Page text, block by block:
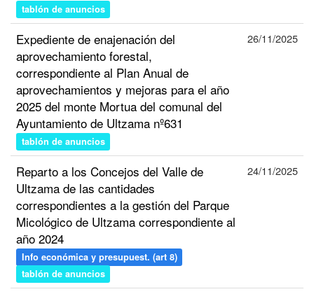
tablón de anuncios
Expediente de enajenación del
aprovechamiento forestal,
correspondiente al Plan Anual de
aprovechamientos y mejoras para el año
2025 del monte Mortua del comunal del
Ayuntamiento de Ultzama nº631
tablón de anuncios
26/11/2025
Reparto a los Concejos del Valle de
Ultzama de las cantidades
correspondientes a la gestión del Parque
Micológico de Ultzama correspondiente al
año 2024
Info económica y presupuest. (art 8)
tablón de anuncios
24/11/2025